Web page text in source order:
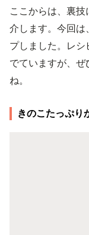
ここからは、裏
介します。今回は
プしました。レ
でていますが、
ね。
きのこたっぷり